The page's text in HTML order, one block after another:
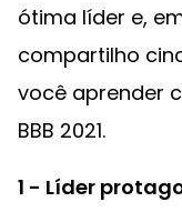
ótima líder e,
compartilho
você aprender
BBB 2021.
1 - Líder